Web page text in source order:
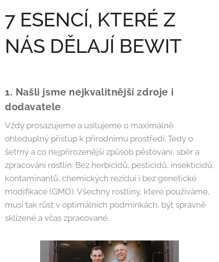
7 ESENCÍ, KTERÉ Z
NÁS DĚLAJÍ BEWIT
1. Našli jsme nejkvalitnější zdroje i
dodavatele
Vždy prosazujeme a usilujeme o maximálně
ohleduplný přístup k přírodnímu prostředí. Tedy o
šetrný a co nejpřirozenější způsob pěstování, sběr a
zpracování rostlin. Bez herbicidů, pesticidů, insekticidů,
kontaminantů, chemických reziduí i bez genetické
modifikace (GMO). Všechny rostliny, které používáme,
musí tak růst v optimálních podmínkách, být správně
sklizené a včas zpracované.